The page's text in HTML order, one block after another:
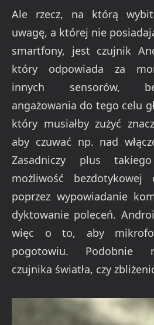
Ale rzecz, na którą
uwagę, a której nie
smartfony, jest czujnik
który odpowiada za
innych sensorów,
angażowania do tego celu
który musiałby zużyć
aby czuwać np. nad
Zasadniczy plus
możliwość bezdotykowej
poprzez wypowiadanie
dyktowanie poleceń.
więc o to, aby
pogotowiu. Podobnie
czujnika światła, czy